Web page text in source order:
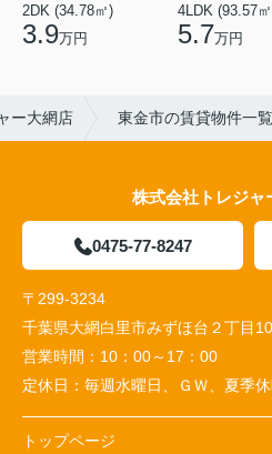
2DK (34.78㎡)
3.9万円
4LDK (93.57
5.7万円
ー大網店 東金市の賃貸物件一覧
株式会社トレジャ
0475-77-8247
〒299-3234
千葉県大網白里市みずほ台２丁目
営業時間： 10：00～17：00
定休日： 毎週水曜日、ＧＷ、夏季
トップページ